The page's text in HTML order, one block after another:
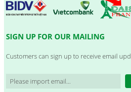
SIGN UP FOR OUR MAILING
Customers can sign up to receive email